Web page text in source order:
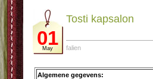
01
May
Tosti kapsalon
falien
Algemene gegevens: